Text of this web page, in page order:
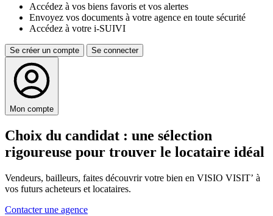
Accédez à vos biens favoris et vos alertes
Envoyez vos documents à votre agence en toute sécurité
Accédez à votre i-SUIVI
Se créer un compte Se connecter
Mon compte
Choix du candidat : une sélection
rigoureuse pour trouver le locataire idéal
Vendeurs, bailleurs, faites découvrir votre bien en VISIO VISIT’ à
vos futurs acheteurs et locataires.
Contacter une agence